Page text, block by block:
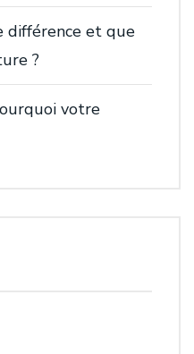
différence et que
?
votre